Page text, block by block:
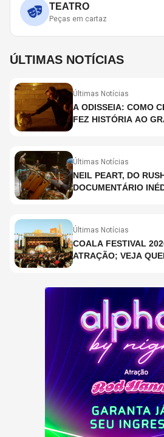
TEATRO
Peças em cartaz
ÚLTIMAS NOTÍCIAS
Últimas Notícias
A ODISSEIA: COMO
FEZ HISTÓRIA AO
Últimas Notícias
NEIL PEART, DO
DOCUMENTÁRIO
Últimas Notícias
COALA FESTIVAL
ATRAÇÃO; VEJA